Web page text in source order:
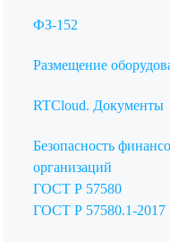
ФЗ-152
Размещение
RTCloud. Документы
Безопасность
организаций
ГОСТ Р 57580
ГОСТ Р 57580.1-2017